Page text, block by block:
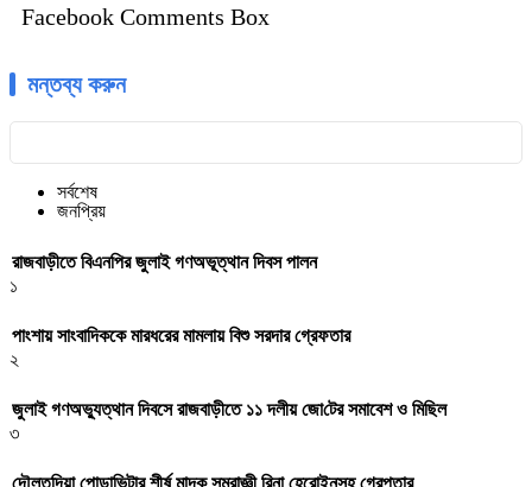
Facebook Comments Box
মন্তব্য করুন
সর্বশেষ
জনপ্রিয়
রাজবাড়ীতে বিএন‌পির জুলাই গণঅভূত্থান দিবস পালন
১
পাংশায় সাংবাদিককে মারধরের মামলায় বিশু সরদার গ্রেফতার
২
জুলাই গণঅভ্যুত্থান দিবসে রাজবাড়ীতে ১১ দলীয় জো‌টের সমাবেশ ও মি‌ছিল
৩